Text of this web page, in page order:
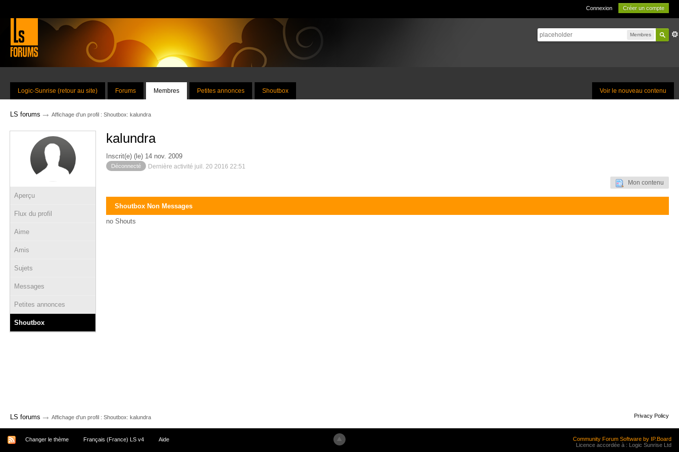
Connexion Créer un compte
Membres
Voir le nouveau contenu
Logic-Sunrise (retour au site) Forums Membres Petites annonces Shoutbox
LS forums → Affichage d'un profil : Shoutbox: kalundra
Aperçu
Flux du profil
Aime
Amis
Sujets
Messages
Petites annonces
Shoutbox
kalundra
Inscrit(e) (le) 14 nov. 2009
Déconnecté Dernière activité juil. 20 2016 22:51
Mon contenu
Shoutbox Non Messages
no Shouts
LS forums → Affichage d'un profil : Shoutbox: kalundra Privacy Policy
Changer le thème Français (France) LS v4 Aide
Community Forum Software by IP.Board
Licence accordée à : Logic Sunrise Ltd